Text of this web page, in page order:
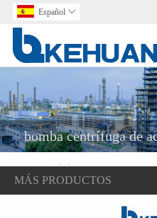
Español 
bomba centrífuga de
magnético
MÁS PRODUCTOS